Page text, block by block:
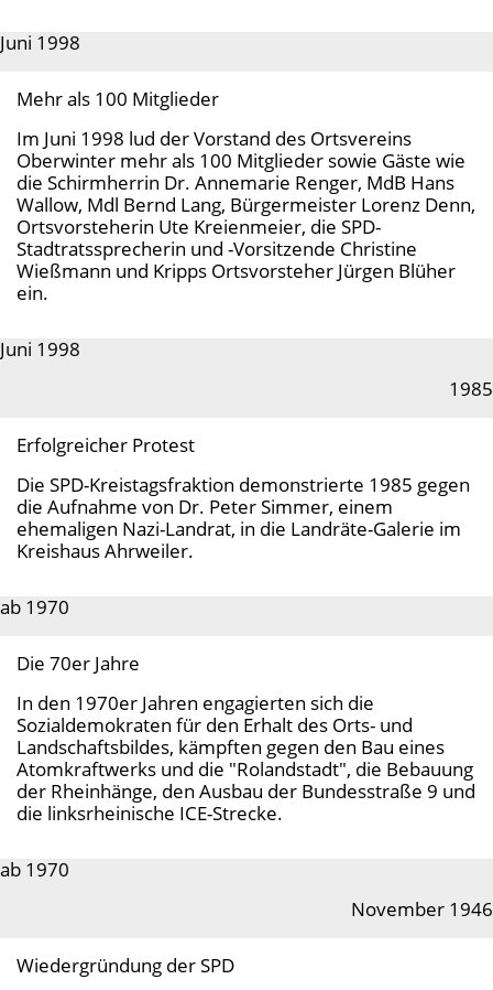
Juni 1998
Mehr als 100 Mitglieder
Im Juni 1998 lud der Vorstand des Ortsvereins
Oberwinter mehr als 100 Mitglieder sowie Gäste wie
die Schirmherrin Dr. Annemarie Renger, MdB Hans
Wallow, Mdl Bernd Lang, Bürgermeister Lorenz Denn,
Ortsvorsteherin Ute Kreienmeier, die SPD-
Stadtratssprecherin und -Vorsitzende Christine
Wießmann und Kripps Ortsvorsteher Jürgen Blüher
ein.
Juni 1998
1985
Erfolgreicher Protest
Die SPD-Kreistagsfraktion demonstrierte 1985 gegen
die Aufnahme von Dr. Peter Simmer, einem
ehemaligen Nazi-Landrat, in die Landräte-Galerie im
Kreishaus Ahrweiler.
ab 1970
Die 70er Jahre
In den 1970er Jahren engagierten sich die
Sozialdemokraten für den Erhalt des Orts- und
Landschaftsbildes, kämpften gegen den Bau eines
Atomkraftwerks und die "Rolandstadt", die Bebauung
der Rheinhänge, den Ausbau der Bundesstraße 9 und
die linksrheinische ICE-Strecke.
ab 1970
November 1946
Wiedergründung der SPD